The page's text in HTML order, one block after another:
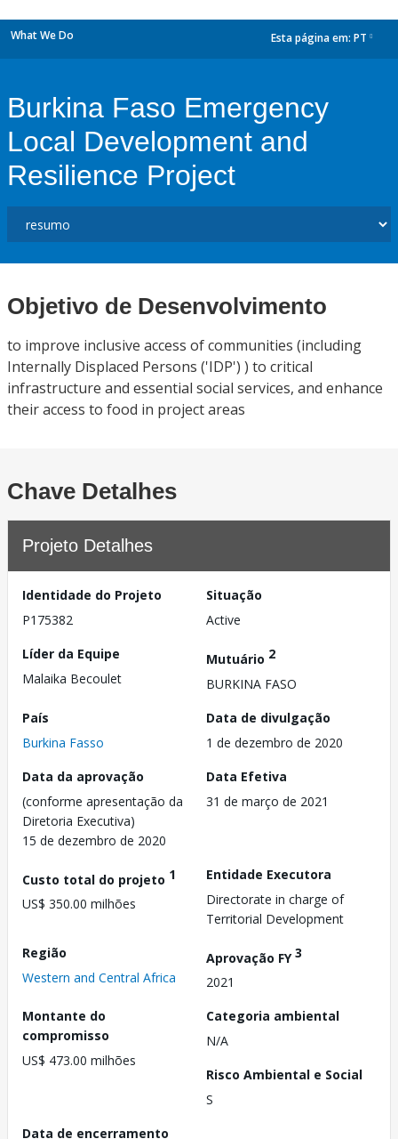
What We Do Esta página em: PT
Burkina Faso Emergency
Local Development and
Resilience Project
Objetivo de Desenvolvimento
to improve inclusive access of communities (including
Internally Displaced Persons ('IDP') ) to critical
infrastructure and essential social services, and enhance
their access to food in project areas
Chave Detalhes
Projeto Detalhes
Identidade do Projeto
P175382
Situação
Active
Líder da Equipe
Malaika Becoulet
Mutuário 2
BURKINA FASO
País
Burkina Fasso
Data de divulgação
1 de dezembro de 2020
Data da aprovação
(conforme apresentação da
Diretoria Executiva)
15 de dezembro de 2020
Data Efetiva
31 de março de 2021
Custo total do projeto 1
US$ 350.00 milhões
Entidade Executora
Directorate in charge of
Territorial Development
Região
Western and Central Africa
Aprovação FY3
2021
Montante do
compromisso
US$ 473.00 milhões
Categoria ambiental
N/A
Risco Ambiental e Social
S
Data de encerramento